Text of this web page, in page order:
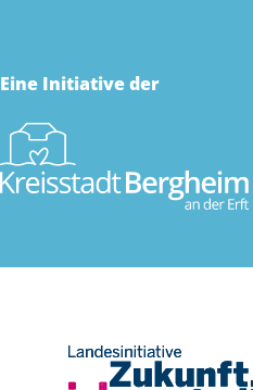
Eine Initiative der